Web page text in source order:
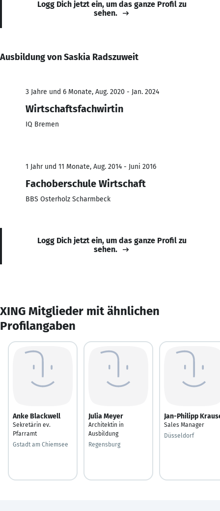
Logg Dich jetzt ein, um das ganze Profil zu
sehen.
Ausbildung von Saskia Radszuweit
3 Jahre und 6 Monate, Aug. 2020 - Jan. 2024
Wirtschaftsfachwirtin
IQ Bremen
1 Jahr und 11 Monate, Aug. 2014 - Juni 2016
Fachoberschule Wirtschaft
BBS Osterholz Scharmbeck
Logg Dich jetzt ein, um das ganze Profil zu
sehen.
XING Mitglieder mit ähnlichen
Profilangaben
Anke Blackwell
Sekretärin ev.
Pfarramt
Gstadt am Chiemsee
Julia Meyer
Architektin in
Ausbildung
Regensburg
Jan-Philipp
Sales Manager
Düsseldorf